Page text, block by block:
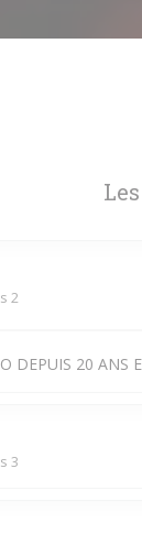
2
DEPUIS 20 ANS
3